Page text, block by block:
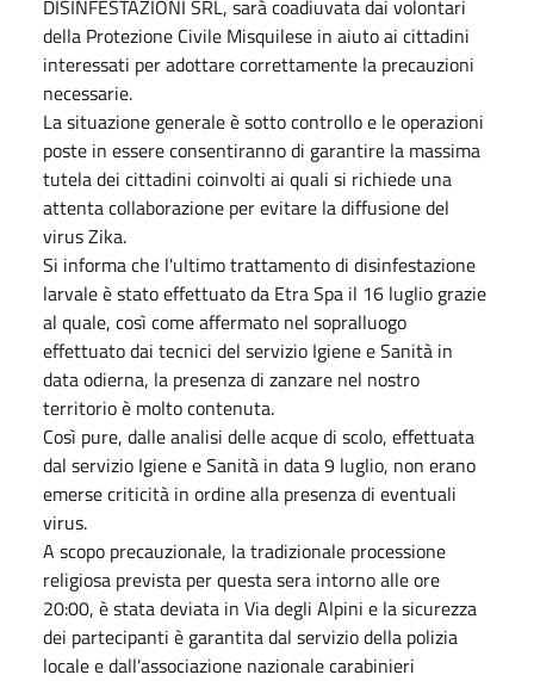
DISINFESTAZIONI SRL, sarà coadiuvata dai volontari
della Protezione Civile Misquilese in aiuto ai cittadini
interessati per adottare correttamente la precauzioni
necessarie.
La situazione generale è sotto controllo e le operazioni
poste in essere consentiranno di garantire la massima
tutela dei cittadini coinvolti ai quali si richiede una
attenta collaborazione per evitare la diffusione del
virus Zika.
Si informa che l'ultimo trattamento di disinfestazione
larvale è stato effettuato da Etra Spa il 16 luglio grazie
al quale, così come affermato nel sopralluogo
effettuato dai tecnici del servizio Igiene e Sanità in
data odierna, la presenza di zanzare nel nostro
territorio è molto contenuta.
Così pure, dalle analisi delle acque di scolo, effettuata
dal servizio Igiene e Sanità in data 9 luglio, non erano
emerse criticità in ordine alla presenza di eventuali
virus.
A scopo precauzionale, la tradizionale processione
religiosa prevista per questa sera intorno alle ore
20:00, è stata deviata in Via degli Alpini e la sicurezza
dei partecipanti è garantita dal servizio della polizia
locale e dall'associazione nazionale carabinieri